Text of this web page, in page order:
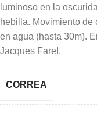
luminoso en la
hebilla. Movimiento
en agua (hasta 30m).
Jacques Farel.
CORREA